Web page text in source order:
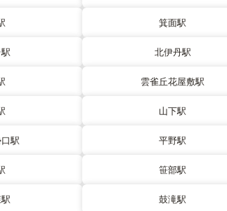
箕面駅
北伊丹駅
雲雀丘花屋敷駅
山下駅
駅 平野駅
笹部駅
鼓滝駅